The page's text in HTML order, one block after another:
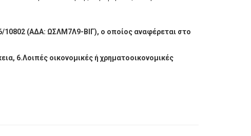
10802 (ΑΔΑ: ΩΣΛΜ7Λ9-ΒΙΓ), ο οποίος αναφέρεται στο
6.Λοιπές οικονομικές ή χρηματοοικονομικές